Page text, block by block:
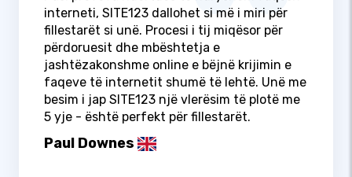
interneti, SITE123 dallohet si më i miri për
fillestarët si unë. Procesi i tij miqësor për
përdoruesit dhe mbështetja e
jashtëzakonshme online e bëjnë krijimin e
faqeve të internetit shumë të lehtë. Unë me
besim i jap SITE123 një vlerësim të plotë me
5 yje - është perfekt për fillestarët.
Paul Downes